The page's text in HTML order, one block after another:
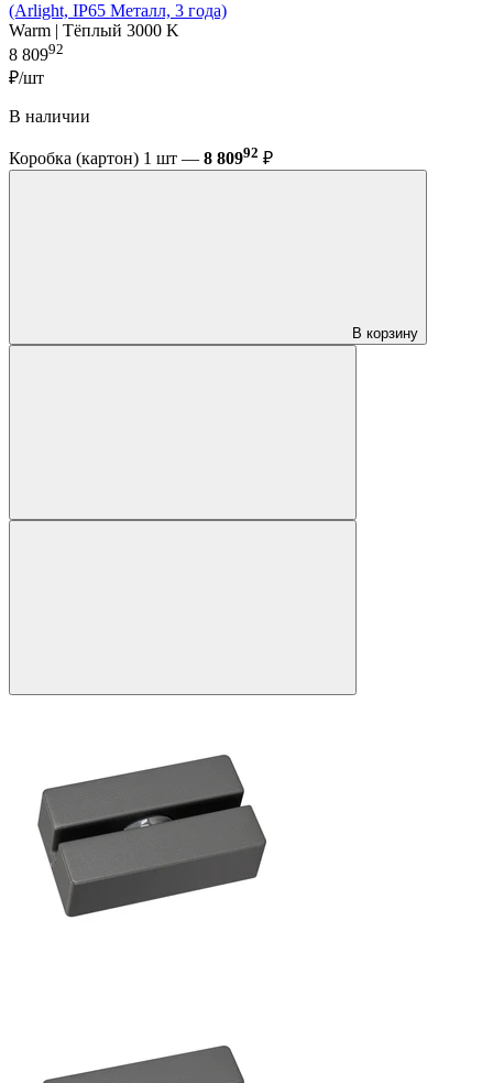
(Arlight, IP65 Металл, 3 года)
Warm | Тёплый 3000 K
8 80992
₽/шт
В наличии
Коробка (картон) 1 шт — 8 80992 ₽
В корзину